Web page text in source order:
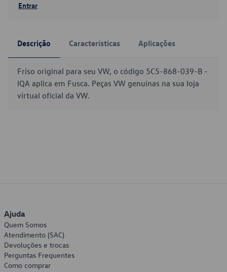
Entrar
Descrição Características Aplicações
Friso original para seu VW, o código 5C5-868-039-B -
IQA aplica em Fusca. Peças VW genuínas na sua loja
virtual oficial da VW.
Ajuda
Quem Somos
Atendimento (SAC)
Devoluções e trocas
Perguntas Frequentes
Como comprar